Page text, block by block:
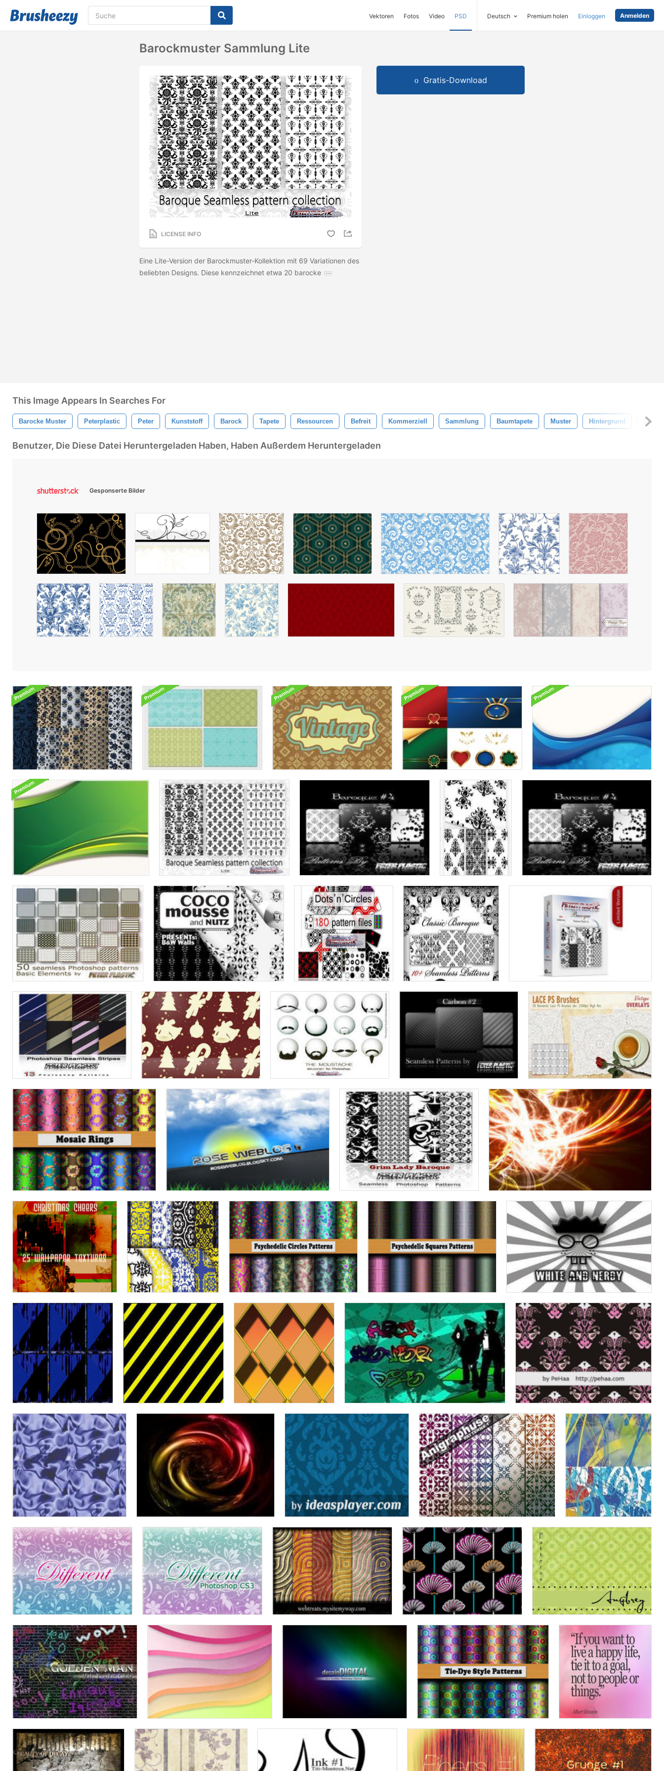
Vektoren Fotos Video PSD Deutsch Premium holen Einloggen Anmelden
Barockmuster Sammlung Lite
LICENSE INFO
Eine Lite-Version der Barockmuster-Kollektion mit 69 Variationen des
beliebten Designs. Diese kennzeichnet etwa 20 barocke
Gratis-Download
This Image Appears In Searches For
Barocke Muster Peterplastic Peter Kunststoff Barock Tapete Ressourcen Befreit Kommerziell Sammlung Baumtapete Muster Hintergrund Textur
Benutzer, Die Diese Datei Heruntergeladen Haben, Haben Außerdem Heruntergeladen
Gesponserte Bilder